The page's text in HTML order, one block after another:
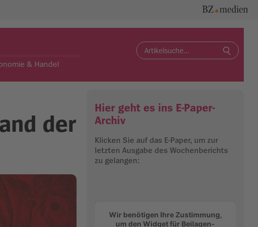
& Handel
Search
for:
der
Hier geht es ins E-Paper-
Archiv
Klicken Sie auf das E-Paper, um zur
letzten Ausgabe des Wochenberichts
zu gelangen:
Wir benötigen Ihre Zustimmung,
um den Widget für Beilagen-